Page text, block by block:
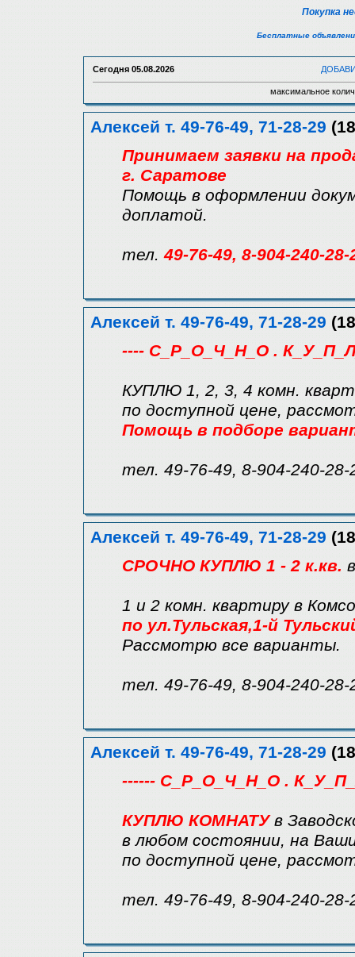
Покупка
Бесплатные
Сегодня 05.08.2026
максимальное
Алексей т. 49-76-49, 71-28-29
Принимаем заявки на
г. Саратове
Помощь в оформлении
доплатой.
тел.49-76-49, 8-904-240-28-
Алексей т. 49-76-49, 71-28-29
---- С_Р_О_Ч_Н_О .
КУПЛЮ 1, 2, 3, 4 комн.
по доступной цене,
Помощь в подборе
тел. 49-76-49, 8-904-240-28-
Алексей т. 49-76-49, 71-28-29
СРОЧНО КУПЛЮ 1 - 2 к.кв.
1 и 2 комн. квартиру в
по ул.Тульская,1-й
Рассмотрю все варианты.
тел. 49-76-49, 8-904-240-28-
Алексей т. 49-76-49, 71-28-29
------ С_Р_О_Ч_Н_О .
КУПЛЮ КОМНАТУв
в любом состоянии, на
по доступной цене,
тел. 49-76-49, 8-904-240-28-